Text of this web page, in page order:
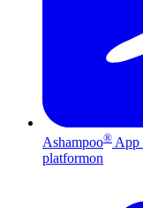
Ashampoo® App
platformon